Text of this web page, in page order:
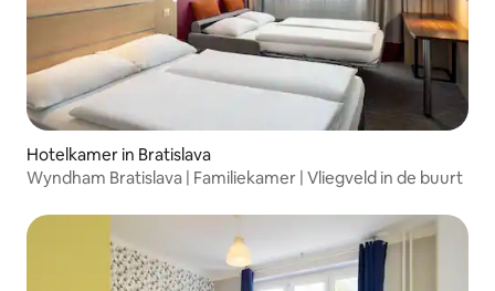
Hotelkamer in Bratislava
Wyndham Bratislava | Familiekamer | Vliegveld in de buurt